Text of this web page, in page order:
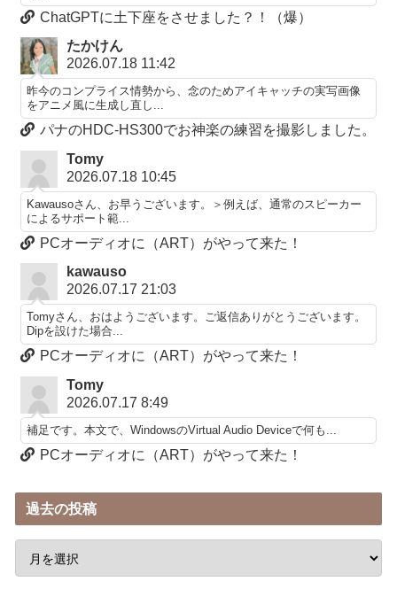
ChatGPTに土下座をさせました？！（爆）
たかけん
2026.07.18 11:42
昨今のコンプライス情勢から、念のためアイキャッチの実写画像
をアニメ風に生成し直し...
パナのHDC-HS300でお神楽の練習を撮影しました。
Tomy
2026.07.18 10:45
Kawausoさん、お早うございます。＞例えば、通常のスピーカー
によるサポート範...
PCオーディオに（ART）がやって来た！
kawauso
2026.07.17 21:03
Tomyさん、おはようございます。ご返信ありがとうございます。
Dipを設けた場合...
PCオーディオに（ART）がやって来た！
Tomy
2026.07.17 8:49
補足です。本文で、WindowsのVirtual Audio Deviceで何も...
PCオーディオに（ART）がやって来た！
過去の投稿